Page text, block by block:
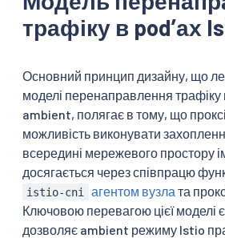
трафіку в podʼах
Основний принцип дизайну, що
моделі перенаправлення трафіку
ambient, полягає в тому, що
можливість виконувати
всередині мережевого простору
досягається через співпрацю
istio-cni агентом вузла та
Ключовою перевагою цієї моделі
дозволяє ambient режиму Istio